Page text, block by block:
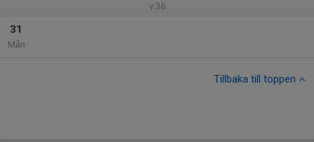
v.36
31
Mån
Tillbaka till toppen